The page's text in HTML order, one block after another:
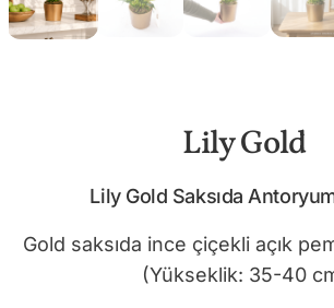
Lily Gold
Lily Gold Saksıda
Gold saksıda ince çiçekli açık
(Yükseklik: 35-40